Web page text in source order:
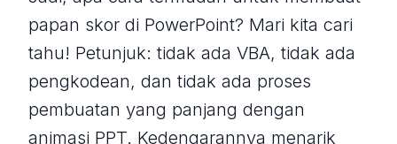
papan skor di PowerPoint? Mari kita cari
tahu! Petunjuk: tidak ada VBA, tidak ada
pengkodean, dan tidak ada proses
pembuatan yang panjang dengan
animasi PPT. Kedengarannya menarik